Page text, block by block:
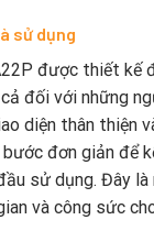
sử dụng
được thiết kế
đối với những
diện thân thiện
đơn giản để
sử dụng. Đây
và công sức